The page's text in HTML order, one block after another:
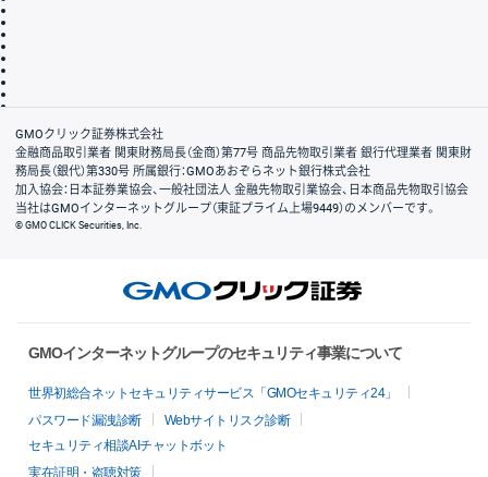
会社案内
GMOクリック証券株式会社
金融商品取引業者 関東財務局長（金商）第77号 商品先物取引業者 銀行代理業者 関東財
務局長（銀代）第330号 所属銀行：GMOあおぞらネット銀行株式会社
加入協会：日本証券業協会、一般社団法人 金融先物取引業協会、日本商品先物取引協会
当社はGMOインターネットグループ（東証プライム上場9449）のメンバーです。
© GMO CLICK Securities, Inc.
GMOインターネットグループのセキュリティ事業について
世界初総合ネットセキュリティサービス「GMOセキュリティ24」
パスワード漏洩診断
Webサイトリスク診断
セキュリティ相談AIチャットボット
実在証明・盗聴対策